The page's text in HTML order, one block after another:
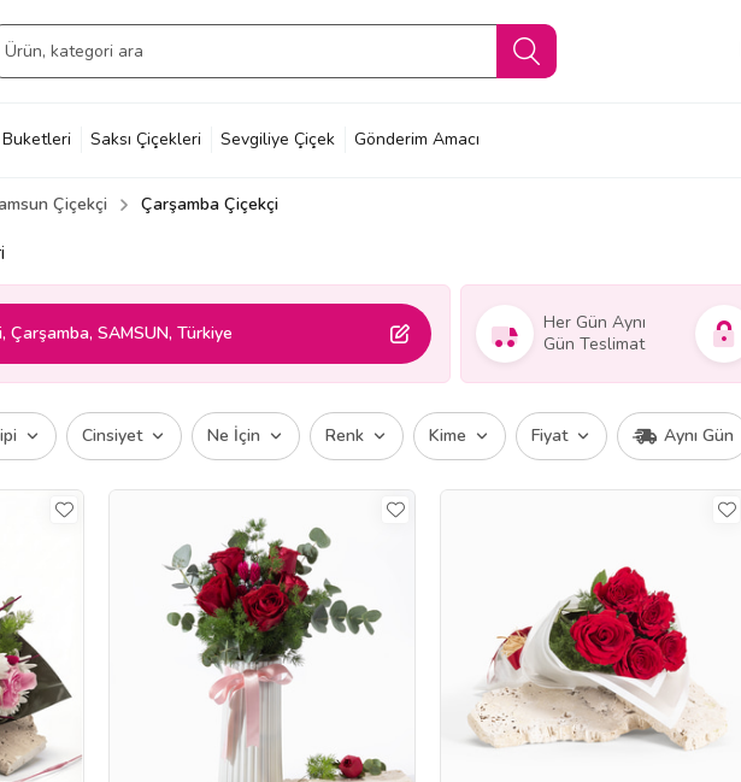
Saksı Çiçekleri Sevgiliye Çiçek Gönderim Amacı
Çiçekçi Çarşamba Çiçekçi
Çarşamba, SAMSUN, Türkiye
Her Gün Aynı
Gün Teslimat
Cinsiyet Ne İçin Renk Kime Fiyat Aynı Gün